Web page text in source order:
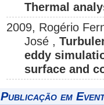
Thermal
2009, Rogério
José ,
eddy
surface and
Publicação em